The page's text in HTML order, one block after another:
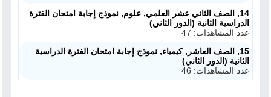
14, الصف الثاني عشر العلمي, علوم, نموذج إجابة امتحان الفترة
الدراسية الثانية (الدور الثاني)
عدد المشاهدات: 47
15, الصف العاشر, كيمياء, نموذج إجابة امتحان الفترة الدراسية
الثانية (الدور الثاني)
عدد المشاهدات: 46